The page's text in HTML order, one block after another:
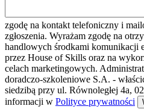
zgodę na kontakt telefoniczny i
zgłoszenia. Wyrażam zgodę na
handlowych środkami komunikacji
przez House of Skills oraz na
celach marketingowych.
doradczo-szkoleniowe S.A. -
siedzibą przy ul. Równoległej 4a,
informacji w Polityce prywatności